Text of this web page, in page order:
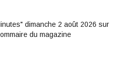
dimanche 2 août 2026 sur
du magazine